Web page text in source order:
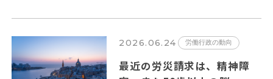
の改革が…
2026.06.24 労働行政の動向
最近の労災請求は、精神障